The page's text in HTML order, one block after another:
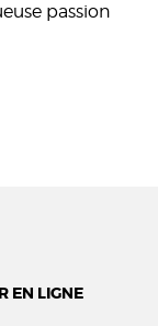
passion
EN LIGNE